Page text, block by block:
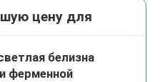
цену для
белизна
ферменной